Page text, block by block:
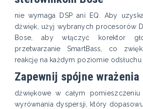
nie wymaga DSP ani EQ. Aby
dźwięk, użyj wybranych procesorów
Bose, aby włączyć korektor
przetwarzanie SmartBass, co
reakcję na każdym poziomie odsłuchu
Zapewnij spójne wrażenia
dźwiękowe w całym
wyrównania dyspersji, który